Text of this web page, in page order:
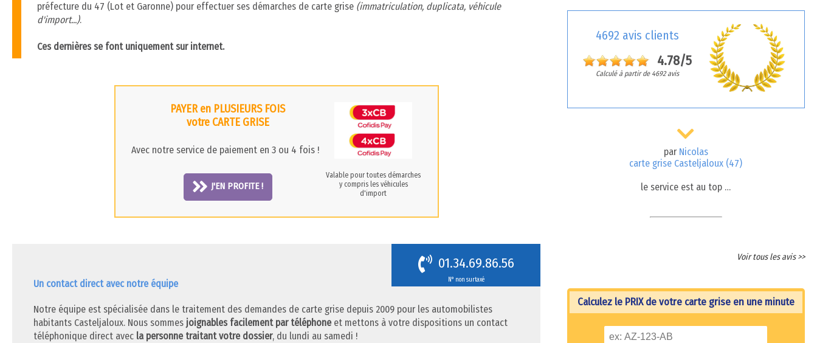
préfecture du 47 (Lot et Garonne) pour effectuer ses démarches de carte grise (immatriculation, duplicata, véhicule
d'import...).
Ces dernières se font uniquement sur internet.
PAYER en PLUSIEURS FOIS
votre CARTE GRISE
Avec notre service de paiement en 3 ou 4 fois !
J'EN PROFITE !
Valable pour toutes démarches
y compris les véhicules
d'import
Un contact direct avec notre équipe
01.34.69.86.56
N° non surtaxé
Notre équipe est spécialisée dans le traitement des demandes de carte grise depuis 2009 pour les automobilistes
habitants Casteljaloux. Nous sommes joignables facilement par téléphoneet mettons à votre dispositions un contact
téléphonique direct avec la personne traitant votre dossier, du lundi au samedi !
4692 avis clients
4.78/5
Calculé à partir de 4692 avis
par Nicolas
carte grise Casteljaloux (47)
le service est au top …
Voir tous les avis >>
Calculez le PRIX de votre carte grise en une minute